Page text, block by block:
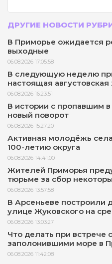
ДРУГИЕ НОВОСТИ
В Приморье ожидается
выходные
06.08.2026 17:05:58
В следующую неделю
настоящая августовская
06.08.2026 16:23:51
В истории с пропавшим
новый поворот
06.08.2026 15:27:20
Активная молодёжь
100-летию округа
06.08.2026 14:41:00
Жителей Приморья
тюрьме за сбор
06.08.2026 13:57:58
В Арсеньеве построили
улице Жуковского на
06.08.2026 13:03:27
Что делать при встрече
заполонившими море в
06.08.2026 11:42:08